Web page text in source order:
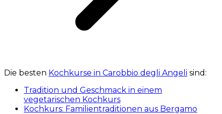
Die besten Kochkurse in Carobbio degli Angeli sind:
Tradition und Geschmack in einem
vegetarischen Kochkurs
Kochkurs: Familientraditionen aus Bergamo